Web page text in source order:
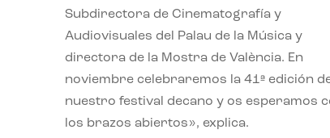
Subdirectora de Cinematografía y
Audiovisuales del Palau de la Música y
directora de la Mostra de València. En
noviembre celebraremos la 41ª edición
nuestro festival decano y os esperamos
los brazos abiertos», explica.